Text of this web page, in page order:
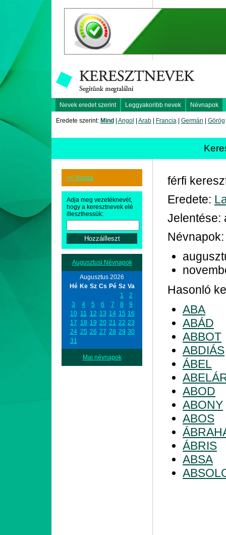
Nevek eredet szerint Leggyakoribb nevek Névnapok
Eredete szerint: Mind Angol Arab| Francia| Germán Görög
<< Vissza
Adja meg vezetéknevét,
hogy a keresztnevek elé
illeszthessük:
Augusztusi Névnapok
Augusztus 2026
Hé Ke Sz Cs Pé Sz Va
1
2
3
4 5 6 7 8
9
10 11 12 13 14 15 16
17 18 19 20 21 22 23
24 25 26 27 28 29 30
31
Mai névnapok
férfi
Eredete:
Jelentése:
Névnapok:
Hasonló
ABA
ABÁD
ABBOT
ABDIÁS
ÁBEL
ABOD
ABONY
ABOS
ÁBRIS
ABSA